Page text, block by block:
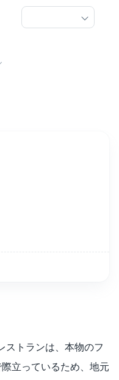
ストランは、本物のフ
立っているため、地元